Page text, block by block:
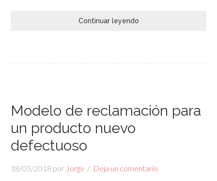
Continuar leyendo
Modelo de reclamación para
un producto nuevo
defectuoso
18/05/2018 por Jorge Deja un comentario